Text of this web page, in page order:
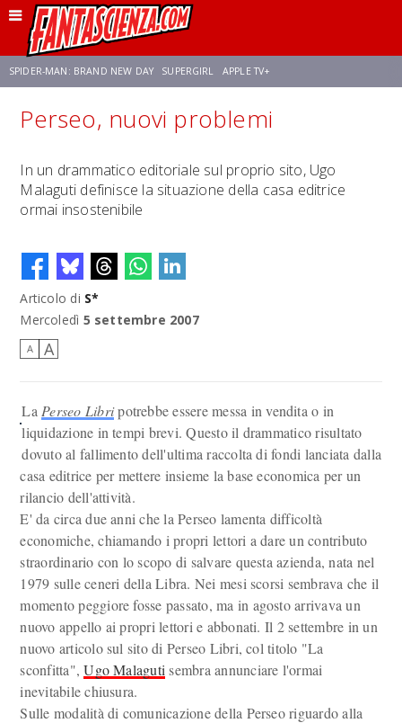
SPIDER-MAN: BRAND NEW DAY SUPERGIRL APPLE TV+
FRANCO RICCIARDIELLO ZENDAYA STAR TREK AVENGERS: DOOMSDAY
NETFLIX SADIE SINK STAR TREK: STRANGE NEW WORLDS
Perseo, nuovi problemi
In un drammatico editoriale sul proprio sito, Ugo
Malaguti definisce la situazione della casa editrice
ormai insostenibile
Articolo di S*
Mercoledì 5 settembre 2007
A A
La Perseo Libripotrebbe essere messa in vendita o in
liquidazione in tempi brevi. Questo il drammatico risultato
dovuto al fallimento dell'ultima raccolta di fondi lanciata dalla
casa editrice per mettere insieme la base economica per un
rilancio dell'attività.
E' da circa due anni che la Perseo lamenta difficoltà
economiche, chiamando i propri lettori a dare un contributo
straordinario con lo scopo di salvare questa azienda, nata nel
1979 sulle ceneri della Libra. Nei mesi scorsi sembrava che il
momento peggiore fosse passato, ma in agosto arrivava un
nuovo appello ai propri lettori e abbonati. Il 2 settembre in un
nuovo articolo sul sito di Perseo Libri, col titolo "La
sconfitta",Ugo Malaguti sembra annunciare l'ormai
inevitabile chiusura.
Sulle modalità di comunicazione della Perseo riguardo alla